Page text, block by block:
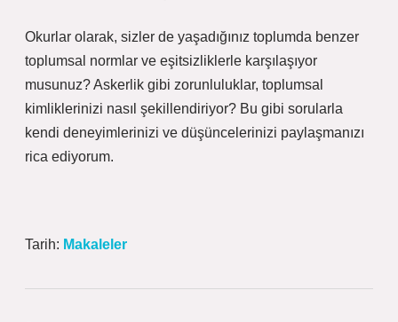
Okurlar olarak, sizler de yaşadığınız toplumda benzer
toplumsal normlar ve eşitsizliklerle karşılaşıyor
musunuz? Askerlik gibi zorunluluklar, toplumsal
kimliklerinizi nasıl şekillendiriyor? Bu gibi sorularla
kendi deneyimlerinizi ve düşüncelerinizi paylaşmanızı
rica ediyorum.
Tarih: Makaleler